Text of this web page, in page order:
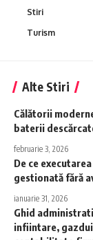
Stiri
Turism
Alte Stiri
Călătorii
baterii
februarie 3, 2026
De ce
gestionată fără
ianuarie 31, 2026
Ghid
infiintare,